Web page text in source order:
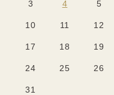
3 4 5
10 11 12
17 18 19
24 25 26
31